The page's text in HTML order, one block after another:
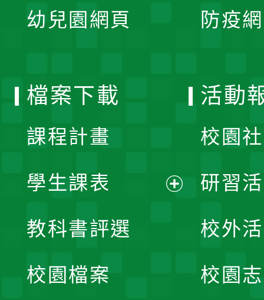
幼兒園網頁 防疫
檔案下載
課程計畫
學生課表
教科書評選
校園檔案
活動
校園
研習
校外
校園